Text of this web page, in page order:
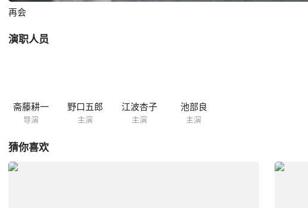
再会
演职人员
斋藤耕一
导演
野口五郎
主演
江波杏子
主演
池部良
主演
猜你喜欢